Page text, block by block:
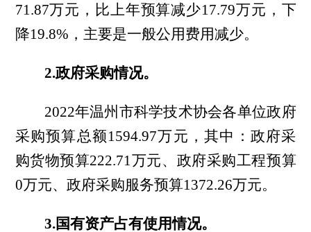
71.87万元，比 上年预算减少17.79万元 ，下
降19.8%，主要是一般公用费用减少。
2.政府采购情况。
2022年温州市科学技术协会各单位政府
采购预算总额1594.97万元，其中：政府采
购货物预算222.71万元、政府采购工程预算
0万元、政府采购服务预算1372.26万元。
3.国有资产占有使用情况。